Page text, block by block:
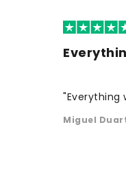
"Everything
Miguel